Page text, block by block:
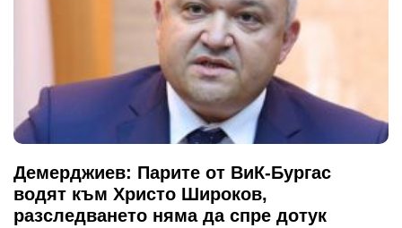
Демерджиев: Парите от ВиК-Бургас
водят към Христо Широков,
разследването няма да спре дотук